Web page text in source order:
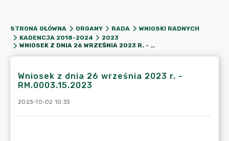
STRONA GŁÓWNA ORGANY RADA
WNIOSKI RADNYCH
KADENCJA 2018-2024
2023
WNIOSEK Z DNIA 26 WRZEŚNIA 2023 R. - RM.0003.15.2023
Wniosek z dnia 26 września 2023 r. -
RM.0003.15.2023
2023-10-02 10:33